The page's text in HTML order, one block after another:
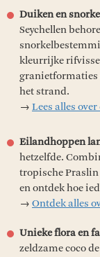
Duiken en
Seychellen
kleurrijke
granietformaties
het strand.
→ Lees alles
Eilandhoppen
hetzelfde.
tropische Praslin
en ontdek hoe
→ Ontdek alles
Unieke flora en
zeldzame coco